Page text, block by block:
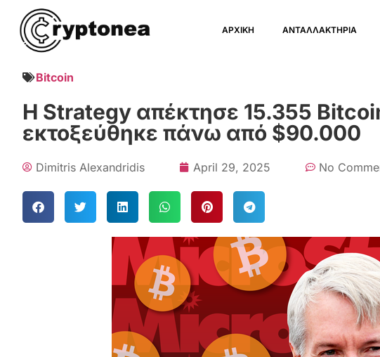
ΑΡΧΙΚΗ ΑΝΤΑΛΛΑΚΤΗΡΙΑ
Bitcoin
Η Strategy απέκτησε 15.355
εκτοξεύθηκε πάνω από $90.000
Dimitris Alexandridis April 29, 2025 No